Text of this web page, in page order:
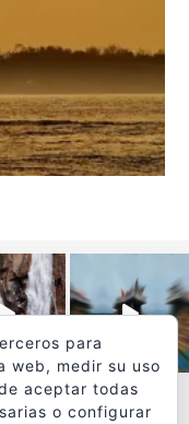
para
web, medir su uso
aceptar todas
o configurar